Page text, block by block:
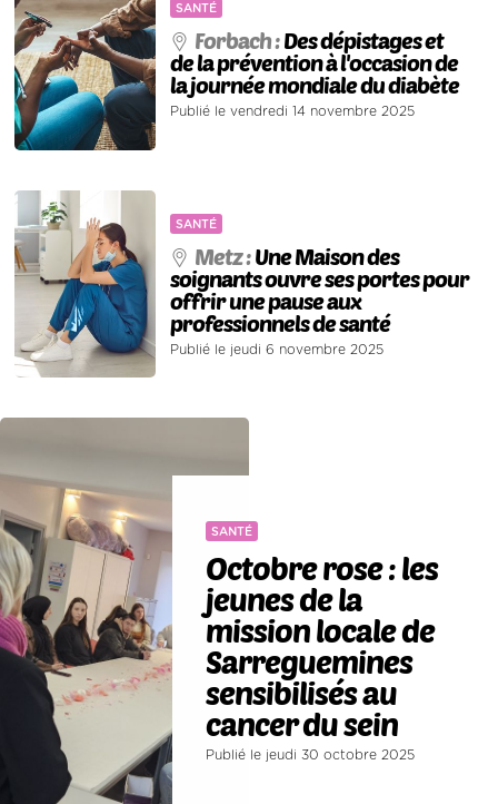
SANTÉ
Forbach :Des dépistages et
de la prévention à l'occasion de
la journée mondiale du diabète
Publié le vendredi 14 novembre 2025
SANTÉ
Metz :Une Maison des
soignants ouvre ses portes pour
offrir une pause aux
professionnels de santé
Publié le jeudi 6 novembre 2025
SANTÉ
Octobre rose : les
jeunes de la
mission locale de
Sarreguemines
sensibilisés au
cancer du sein
Publié le jeudi 30 octobre 2025